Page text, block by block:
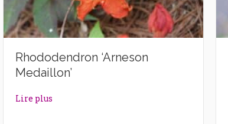
Rhododendron ‘Arneson
Medaillon’
Lire plus